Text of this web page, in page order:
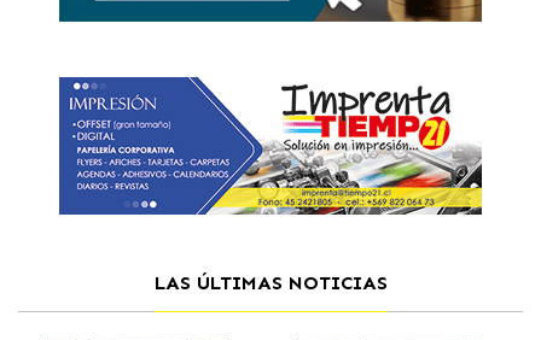
LAS ÚLTIMAS NOTICIAS